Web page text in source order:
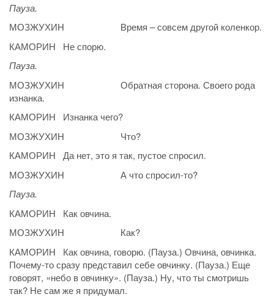
Пауза.
МОЗЖУХИН Время – совсем другой коленкор.
КАМОРИН Не спорю.
Пауза.
МОЗЖУХИН Обратная сторона. Своего рода
изнанка.
КАМОРИН Изнанка чего?
МОЗЖУХИН Что?
КАМОРИН Да нет, это я так, пустое спросил.
МОЗЖУХИН А что спросил-то?
Пауза.
КАМОРИН Как овчина.
МОЗЖУХИН Как?
КАМОРИН Как овчина, говорю. (Пауза.) Овчина, овчинка.
Почему-то сразу представил себе овчинку. (Пауза.) Еще
говорят, «небо в овчинку». (Пауза.) Ну, что ты смотришь
так? Не сам же я придумал.